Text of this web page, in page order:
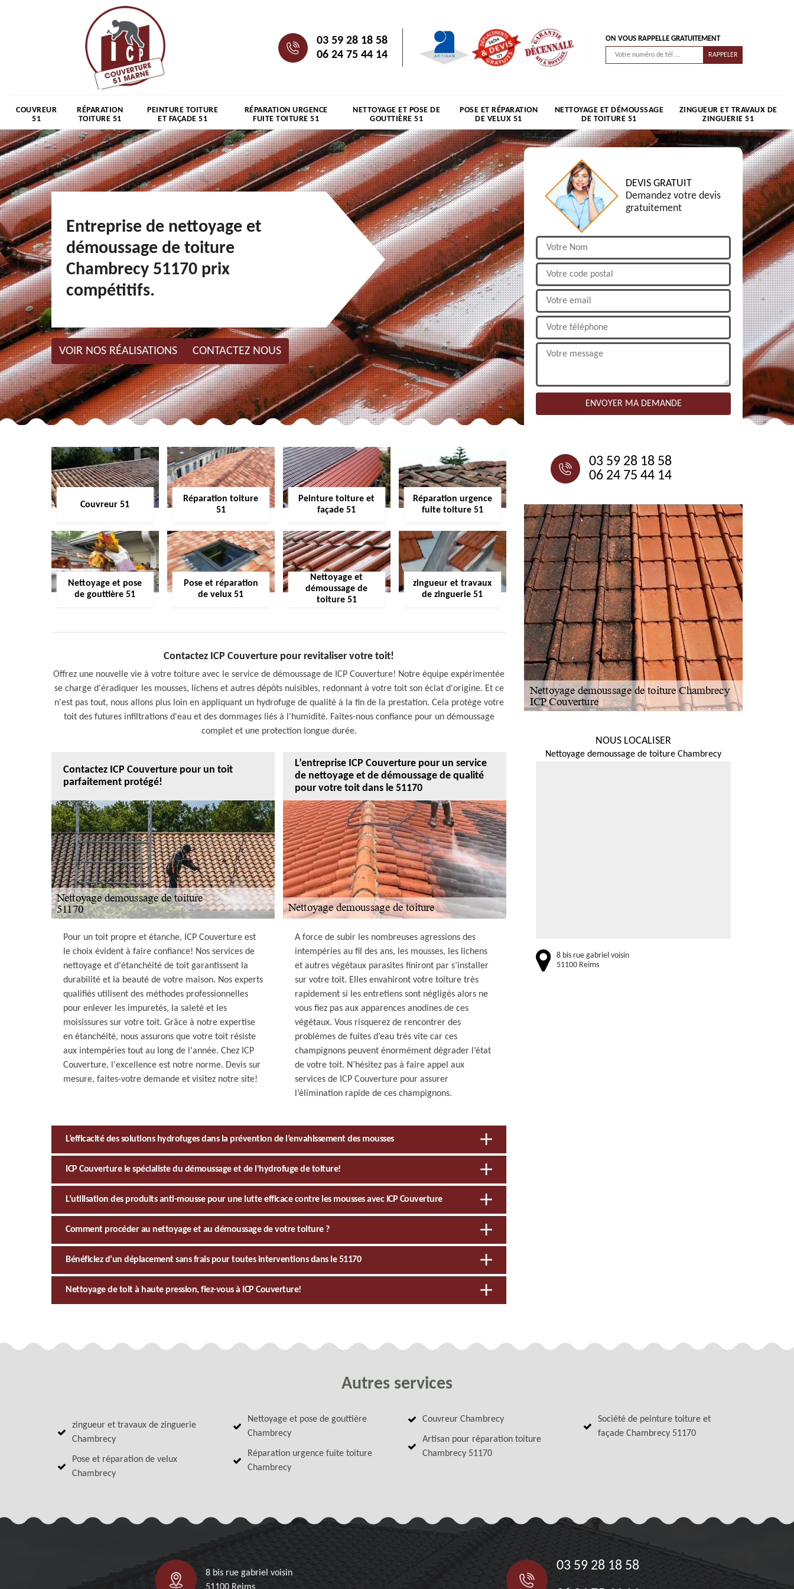
03 59 28 18 58
06 24 75 44 14
ON VOUS RAPPELLE GRATUITEMENT
COUVREUR
51
RÉPARATION
TOITURE 51
PEINTURE TOITURE
ET FAÇADE 51
RÉPARATION URGENCE
FUITE TOITURE 51
NETTOYAGE ET POSE DE
GOUTTIÈRE 51
POSE ET RÉPARATION
DE VELUX 51
NETTOYAGE ET DÉMOUSSAGE
DE TOITURE 51
ZINGUEUR ET TRAVAUX DE
ZINGUERIE 51
Entreprise de nettoyage et
démoussage de toiture
Chambrecy 51170 prix
compétitifs.
VOIR NOS RÉALISATIONS CONTACTEZ NOUS
Couvreur 51
Réparation toiture
51
Peinture toiture et
façade 51
Réparation urgence
fuite toiture 51
Nettoyage et pose
de gouttière 51
Pose et réparation
de velux 51
Nettoyage et
démoussage de
toiture 51
zingueur et travaux
de zinguerie 51
Contactez ICP Couverture pour revitaliser votre toit!
Offrez une nouvelle vie à votre toiture avec le service de démoussage de ICP Couverture! Notre équipe expérimentée
se charge d'éradiquer les mousses, lichens et autres dépôts nuisibles, redonnant à votre toit son éclat d'origine. Et ce
n'est pas tout, nous allons plus loin en appliquant un hydrofuge de qualité à la fin de la prestation. Cela protège votre
toit des futures infiltrations d'eau et des dommages liés à l'humidité. Faites-nous confiance pour un démoussage
complet et une protection longue durée.
Contactez ICP Couverture pour un toit
parfaitement protégé!
Pour un toit propre et étanche, ICP Couverture est
le choix évident à faire confiance! Nos services de
nettoyage et d'étanchéité de toit garantissent la
durabilité et la beauté de votre maison. Nos experts
qualifiés utilisent des méthodes professionnelles
pour enlever les impuretés, la saleté et les
moisissures sur votre toit. Grâce à notre expertise
en étanchéité, nous assurons que votre toit résiste
aux intempéries tout au long de l'année. Chez ICP
Couverture, l'excellence est notre norme. Devis sur
mesure, faites-votre demande et visitez notre site!
L’entreprise ICP Couverture pour un service
de nettoyage et de démoussage de qualité
pour votre toit dans le 51170
A force de subir les nombreuses agressions des
intempéries au fil des ans, les mousses, les lichens
et autres végétaux parasites finiront par s’installer
sur votre toit. Elles envahiront votre toiture très
rapidement si les entretiens sont négligés alors ne
vous fiez pas aux apparences anodines de ces
végétaux. Vous risquerez de rencontrer des
problèmes de fuites d’eau très vite car ces
champignons peuvent énormément dégrader l’état
de votre toit. N’hésitez pas à faire appel aux
services de ICP Couverture pour assurer
l’élimination rapide de ces champignons.
L’efficacité des solutions hydrofuges dans la prévention de l’envahissement des mousses
ICP Couverture le spécialiste du démoussage et de l'hydrofuge de toiture!
L’utilisation des produits anti-mousse pour une lutte efficace contre les mousses avec ICP Couverture
Comment procéder au nettoyage et au démoussage de votre toiture ?
Bénéficiez d’un déplacement sans frais pour toutes interventions dans le 51170
Nettoyage de toit à haute pression, fiez-vous à ICP Couverture!
DEVIS GRATUIT
Demandez votre devis
gratuitement
03 59 28 18 58
06 24 75 44 14
NOUS LOCALISER
Nettoyage demoussage de toiture Chambrecy
8 bis rue gabriel voisin
51100 Reims
Autres services
zingueur et travaux de zinguerie
Chambrecy
Pose et réparation de velux
Chambrecy
Nettoyage et pose de gouttière
Chambrecy
Réparation urgence fuite toiture
Chambrecy
Couvreur Chambrecy
Artisan pour réparation toiture
Chambrecy 51170
Société de peinture toiture et
façade Chambrecy 51170
8 bis rue gabriel voisin
51100 Reims
03 59 28 18 58